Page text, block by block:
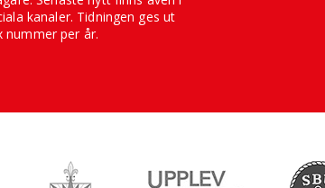
kanaler. Tidningen ges ut
nummer per år.